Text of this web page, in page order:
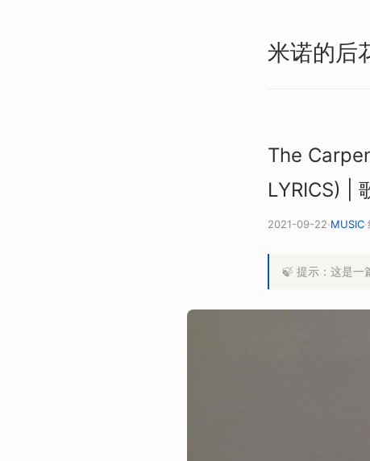
米诺的后
The
LYRICS) |
2021-09-22·MUSIC·
🍃 提示：这是一